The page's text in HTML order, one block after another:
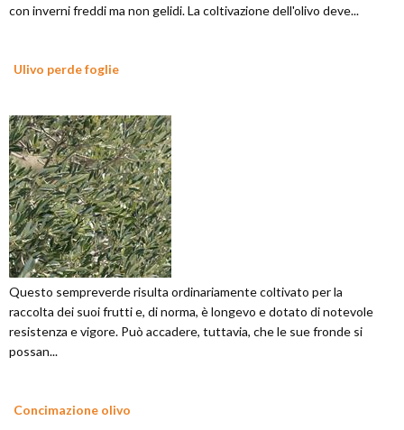
con inverni freddi ma non gelidi. La coltivazione dell'olivo deve...
Ulivo perde foglie
Questo sempreverde risulta ordinariamente coltivato per la
raccolta dei suoi frutti e, di norma, è longevo e dotato di notevole
resistenza e vigore. Può accadere, tuttavia, che le sue fronde si
possan...
Concimazione olivo